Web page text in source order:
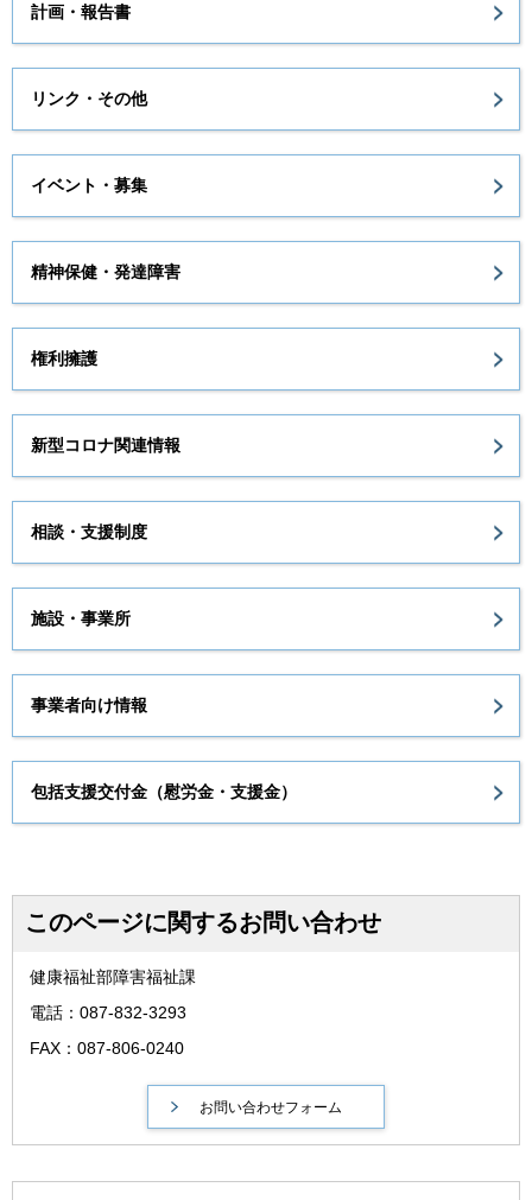
計画・報告書
リンク・その他
イベント・募集
精神保健・発達障害
権利擁護
新型コロナ関連情報
相談・支援制度
施設・事業所
事業者向け情報
包括支援交付金（慰労金・支援金）
このページに関するお問い合わせ
健康福祉部障害福祉課
電話：087-832-3293
FAX：087-806-0240